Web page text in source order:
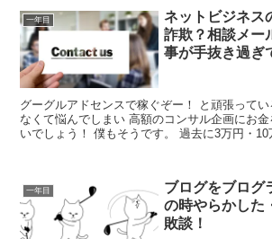
一年目
ネットビジネス
詐欺？相談メー
事が手抜き過ぎ
グーグルアドセンスで稼ぐぞー！ と頑張っているけど 成果が上がら
なくて悩んでしまい 高額のコンサル企画にお
いでしょう！ 僕もそうです。 過去に3万円・10万円・20万円の コン
一年目
ブログをブログ
の時やらかした
敗談！